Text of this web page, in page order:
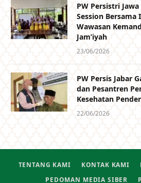
PW Persistri
Session Bersama
Wawasan
Jam’iyah
23/06/2026
PW Persis Jabar
dan Pesantren
Kesehatan
22/06/2026
TENTANG KAMI KONTAK KAMI
PEDOMAN MEDIA SIBER